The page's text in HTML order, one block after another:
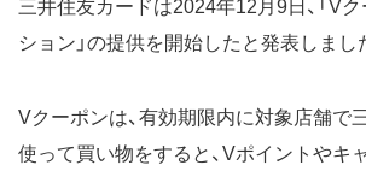
三井住友カードは2024年12月9日、「Vク
ション」の提供を開始したと発表しまし
Vクーポンは、有効期限内に対象店舗で
使って買い物をすると、Vポイントやキ